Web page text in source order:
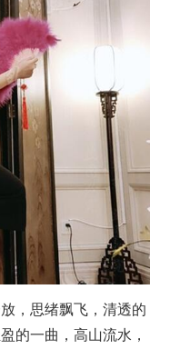
，思绪飘飞，清透的
的一曲，高山流水，